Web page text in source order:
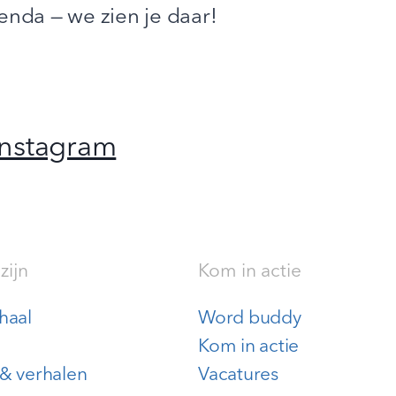
— we zien je daar!
verhalen
Kom in actie
Word buddy
Kom in actie
Vacatures